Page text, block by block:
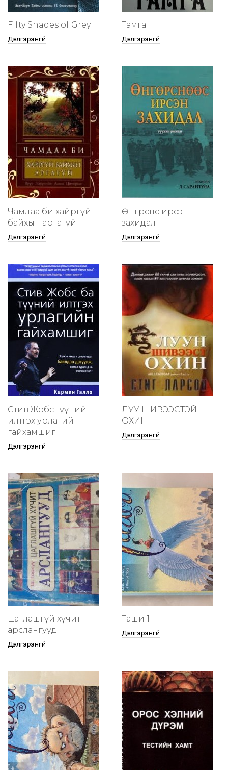
Fifty Shades of Grey
Дэлгэрэнгүй
Тамга
Дэлгэрэнгүй
Чамдаа би хайргүй
байхын аргагүй
Дэлгэрэнгүй
Өнгөрснөөс ирсэн
захидал
Дэлгэрэнгүй
Стив Жобс түүний
илтгэх урлагийн
гайхамшиг
Дэлгэрэнгүй
ЛУУ ШИВЭЭСТЭЙ
ОХИН
Дэлгэрэнгүй
Цаглашгүй хүчит
арслангууд
Дэлгэрэнгүй
Таши 1
Дэлгэрэнгүй